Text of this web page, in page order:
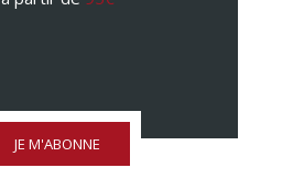
JE M'ABONNE